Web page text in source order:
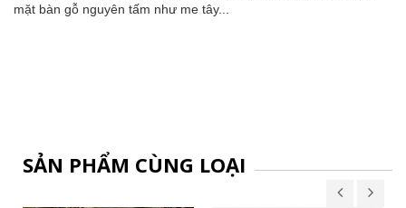
mặt bàn gỗ nguyên tấm như me tây...
SẢN PHẨM CÙNG LOẠI